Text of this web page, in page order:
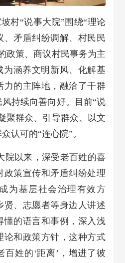
村“说事大院”围绕“理论
、矛盾纠纷调解、村民民
政策、商议村民事务为主
为涵养文明新风、化解基
力的主阵地，融洽了干群
持续向善向好。目前“说
聚群众、引导群众、以文
认可的“连心院”。
院以来，深受老百姓的喜
政策宣传和矛盾纠纷处理
为基层社会治理有效方
贤、志愿者等身边人讲述
懂的语言和事例，深入浅
论和政策方针，这种方式
姓的‘距离’，增进了彼